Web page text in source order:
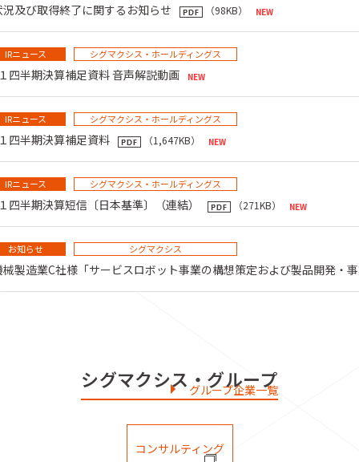
及び取得終了に関するお知らせ （98KB）
シグマクシス・ホールディングス
IRニュース
四半期決算補足資料 音声解説動画
IRニュース シグマクシス・ホールディングス
四半期決算補足資料 （1,647KB）
IRニュース シグマクシス・ホールディングス
四半期決算短信〔日本基準〕（連結） （271KB）
シグマクシス
お知らせ
製造業C社様「サービスロボット事業の構想策定および製品開発・
シグマクシス・グループ
グループ企業一覧
コンサルティング